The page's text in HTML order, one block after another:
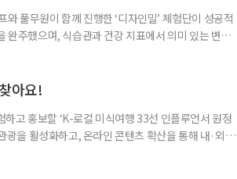
풀무원이 함께 진행한 ‘디자인밀’ 체험단이 성공적
완주했으며, 식습관과 건강 지표에서 의미 있는 변화
보다 큰 변화에 놀라” 이번 프로그램은 8월
아요!
고 홍보할 ‘K-로컬 미식여행 33선 인플루언서 원정
광을 활성화하고, 온라인 콘텐츠 확산을 통해 내·외국